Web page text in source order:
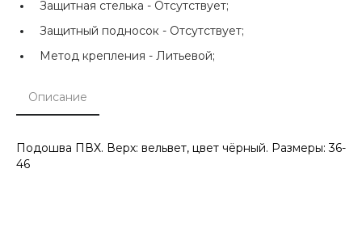
Защитная стелька - Отсутствует;
Защитный подносок - Отсутствует;
Метод крепления - Литьевой;
Описание
Подошва ПВХ. Верх: вельвет, цвет чёрный. Размеры: 36-
46